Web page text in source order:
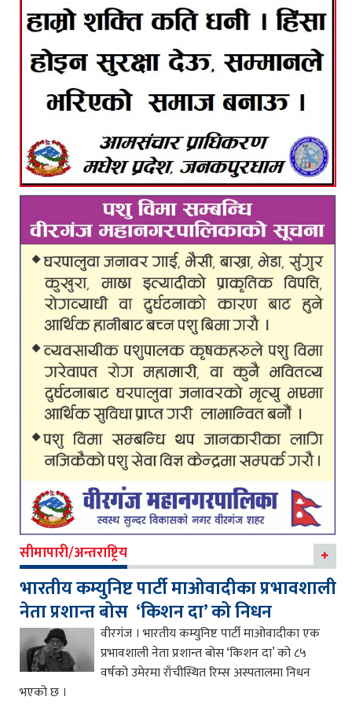
सीमापारी/अन्तराष्ट्रिय
भारतीय कम्युनिष्ट पार्टी माओवादीका प्रभावशाली
नेता प्रशान्त बोस ‘किशन दा’ को निधन
वीरगंज । भारतीय कम्युनिष्ट पार्टी माओवादीका एक
प्रभावशाली नेता प्रशान्त बोस ‘किशन दा’ को ८५
वर्षको उमेरमा राँचीस्थित रिम्स अस्पतालमा निधन
भएको छ ।